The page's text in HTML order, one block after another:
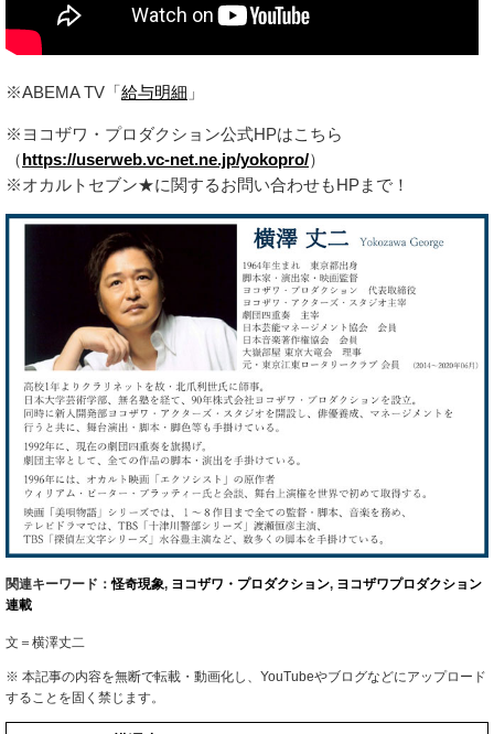
※ABEMA TV「給与明細 」
※ヨコザワ・プロダクション公式HPはこちら
（https://userweb.vc-net.ne.jp/yokopro/）
※オカルトセブン★に関するお問い合わせもHPまで！
関連キーワード：怪奇現象, ヨコザワ・プロダクション, ヨコザワプロダクション
連載
文＝横澤丈二
※ 本記事の内容を無断で転載・動画化し、YouTubeやブログなどにアップロード
することを固く禁じます。